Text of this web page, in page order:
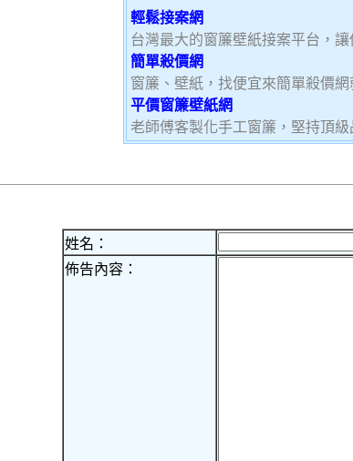
輕鬆接案網
台灣最大的窗簾壁紙接案平台，
簡單殺價網
窗簾、壁紙，找便宜來簡單殺價
平價窗簾壁紙網
老師傅客製化手工窗簾，堅持頂
姓名：
佈告內容：